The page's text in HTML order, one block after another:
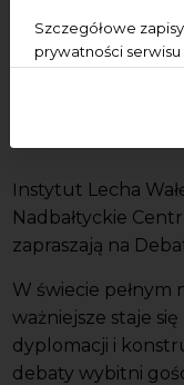
Szczegółowe
prywatności
Kultury w Gdańsku.
dane są
starannością i
Wstęp:wolny
I nstytut Lecha
Nadbałtyckie
zapraszają na
W świecie pełnym
ważniejsze staje
dyplomacji i
debaty wybitni